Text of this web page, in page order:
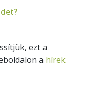
ezt a
a hírek